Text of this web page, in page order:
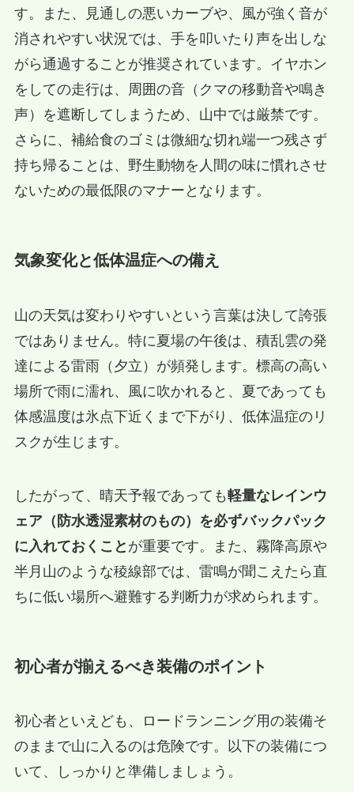
す。また、見通しの悪いカーブや、風が強く音が
消されやすい状況では、手を叩いたり声を出しな
がら通過することが推奨されています。イヤホン
をしての走行は、周囲の音（クマの移動音や鳴き
声）を遮断してしまうため、山中では厳禁です。
さらに、補給食のゴミは微細な切れ端一つ残さず
持ち帰ることは、野生動物を人間の味に慣れさせ
ないための最低限のマナーとなります。
気象変化と低体温症への備え
山の天気は変わりやすいという言葉は決して誇張
ではありません。特に夏場の午後は、積乱雲の発
達による雷雨（夕立）が頻発します。標高の高い
場所で雨に濡れ、風に吹かれると、夏であっても
体感温度は氷点下近くまで下がり、低体温症のリ
スクが生じます。
したがって、晴天予報であっても軽量なレインウ
ェア（防水透湿素材のもの）を必ずバックパック
に入れておくこと が重要です。また、霧降高原や
半月山のような稜線部では、雷鳴が聞こえたら直
ちに低い場所へ避難する判断力が求められます。
初心者が揃えるべき装備のポイント
初心者といえども、ロードランニング用の装備そ
のままで山に入るのは危険です。以下の装備につ
いて、しっかりと準備しましょう。